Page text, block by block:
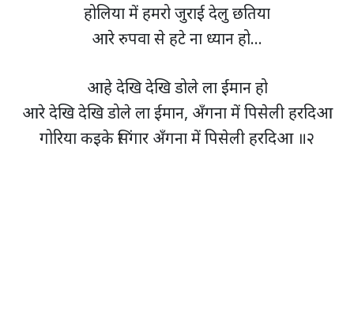
होलिया में हमरो जुराई देलु छतिया
आरे रुपवा से हटे ना ध्यान हो…
आहे देखि देखि डोले ला ईमान हो
आरे देखि देखि डोले ला ईमान, अँगना में पिसेली हरदिआ
गोरिया कइके सिंगार अँगना में पिसेली हरदिआ ॥२